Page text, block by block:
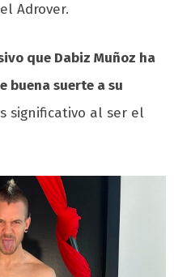
Adrover.
que Dabiz Muñoz ha
buena suerte a su
significativo al ser el